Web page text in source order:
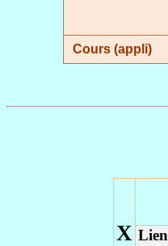
Cours (appli)
X Lien